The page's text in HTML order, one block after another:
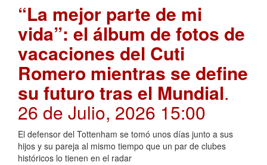
“La mejor parte de mi
vida”: el álbum de fotos de
vacaciones del Cuti
Romero mientras se define
su futuro tras el Mundial.
26 de Julio, 2026 15:00
El defensor del Tottenham se tomó unos días junto a sus
hijos y su pareja al mismo tiempo que un par de clubes
históricos lo tienen en el radar